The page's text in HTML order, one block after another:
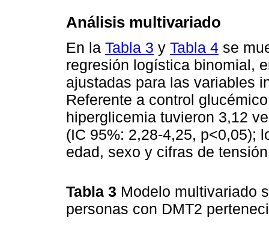
Análisis multivariado
En la Tabla 3 y Tabla 4 se
regresión logística binomial,
ajustadas para las variables
Referente a control
hiperglicemia tuvieron 3,12
(IC 95%: 2,28-4,25, p<0,05);
edad, sexo y cifras de
Tabla 3 Modelo multivariado
personas con DMT2